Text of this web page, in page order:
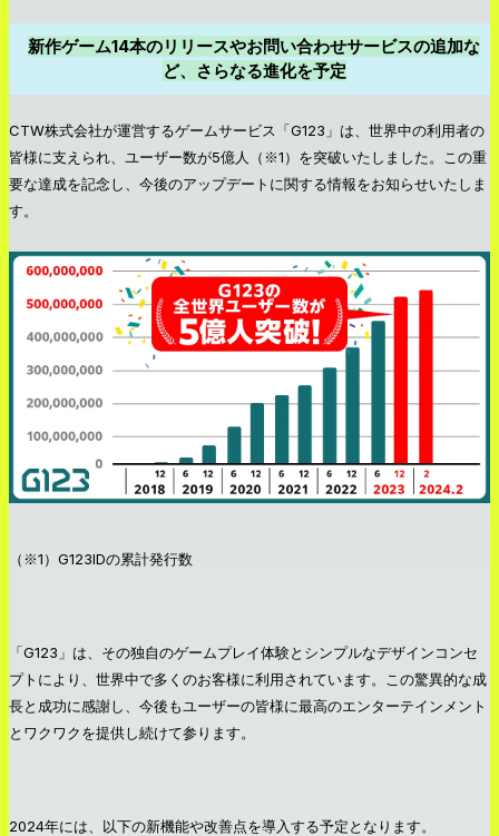
新作ゲーム14本のリリースやお問い合わせサービスの追加な
ど、さらなる進化を予定
CTW株式会社が運営するゲームサービス「G123」は、世界中の利用者の
皆様に支えられ、ユーザー数が5億人（※1）を突破いたしました。この重
要な達成を記念し、今後のアップデートに関する情報をお知らせいたしま
す。
（※1）G123IDの累計発行数
「G123」は、その独自のゲームプレイ体験とシンプルなデザインコンセ
プトにより、世界中で多くのお客様に利用されています。この驚異的な成
長と成功に感謝し、今後もユーザーの皆様に最高のエンターテインメント
とワクワクを提供し続けて参ります。
2024年には、以下の新機能や改善点を導入する予定となります。